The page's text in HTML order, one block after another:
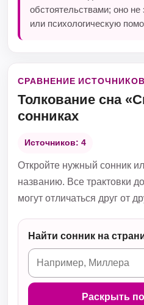
обстоятельствами; оно
или психологическую
СРАВНЕНИЕ ИСТОЧНИКОВ
Толкование сна
сонниках
Источников: 4
Откройте нужный сонник
названию. Все трактовки
могут отличаться друг от
Найти сонник на
Раскрыть